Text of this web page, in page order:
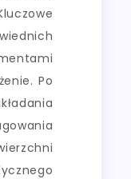
Po